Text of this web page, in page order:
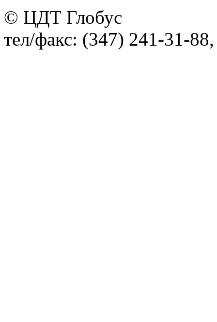
© ЦДТ Глобус
тел/факс: (347) 241-31-